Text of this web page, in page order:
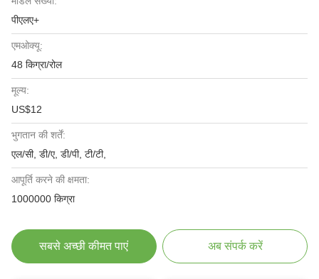
पीएलए+
एमओक्यू:
48 किग्रा/रोल
मूल्य:
US$12
भुगतान की शर्तें:
एल/सी, डी/ए, डी/पी, टी/टी,
आपूर्ति करने की क्षमता:
1000000 किग्रा
सबसे अच्छी कीमत पाएं अब संपर्क करें